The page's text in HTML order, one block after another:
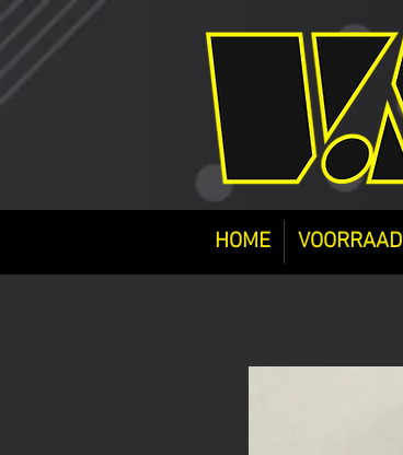
HOME VOORRAAD